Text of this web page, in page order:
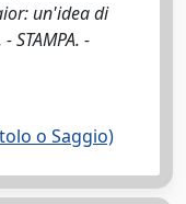
un'idea di
STAMPA. -
o Saggio)